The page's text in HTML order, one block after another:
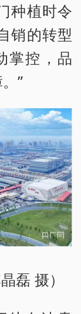
种植时令
销的转型
掌控，品
”
磊 摄）